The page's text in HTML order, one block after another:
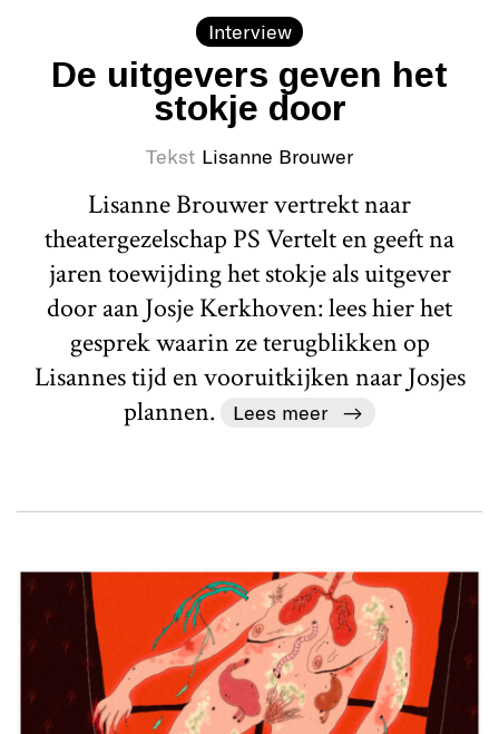
Interview
De uitgevers geven het
stokje door
Tekst Lisanne Brouwer
Lisanne Brouwer vertrekt naar
theatergezelschap PS Vertelt en geeft na
jaren toewijding het stokje als uitgever
door aan Josje Kerkhoven: lees hier het
gesprek waarin ze terugblikken op
Lisannes tijd en vooruitkijken naar Josjes
plannen.
Lees meer